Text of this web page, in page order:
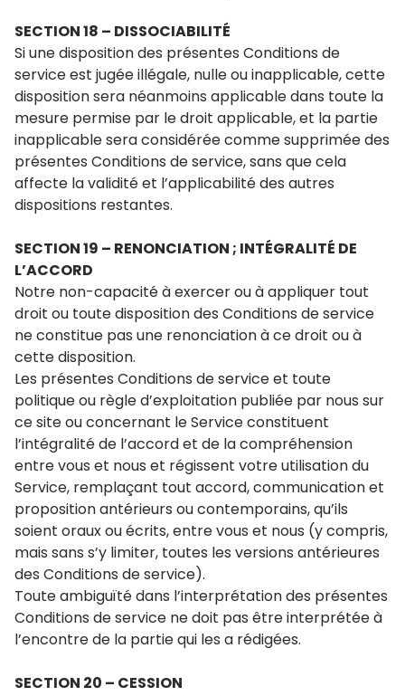
SECTION 18 – DISSOCIABILITÉ
Si une disposition des présentes Conditions de
service est jugée illégale, nulle ou inapplicable, cette
disposition sera néanmoins applicable dans toute la
mesure permise par le droit applicable, et la partie
inapplicable sera considérée comme supprimée des
présentes Conditions de service, sans que cela
affecte la validité et l’applicabilité des autres
dispositions restantes.
SECTION 19 – RENONCIATION ; INTÉGRALITÉ DE
L’ACCORD
Notre non-capacité à exercer ou à appliquer tout
droit ou toute disposition des Conditions de service
ne constitue pas une renonciation à ce droit ou à
cette disposition.
Les présentes Conditions de service et toute
politique ou règle d’exploitation publiée par nous sur
ce site ou concernant le Service constituent
l’intégralité de l’accord et de la compréhension
entre vous et nous et régissent votre utilisation du
Service, remplaçant tout accord, communication et
proposition antérieurs ou contemporains, qu’ils
soient oraux ou écrits, entre vous et nous (y compris,
mais sans s’y limiter, toutes les versions antérieures
des Conditions de service).
Toute ambiguïté dans l’interprétation des présentes
Conditions de service ne doit pas être interprétée à
l’encontre de la partie qui les a rédigées.
SECTION 20 – CESSION